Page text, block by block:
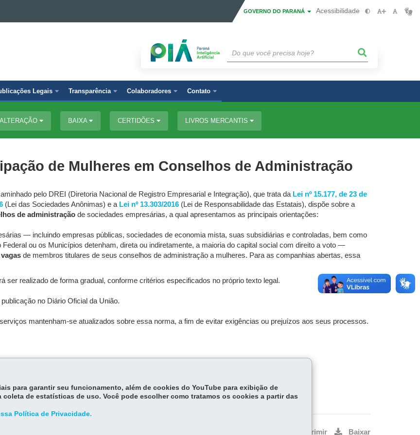
GOVERNO DO PARANÁ Acessibilidade
Legais Transparência Colaboradores Contato
ALTERAÇÃO BAIXA CERTIDÕES LIVROS MERCANTIS
de Mulheres em Conselhos de Administração
pelo DREI (Diretoria Nacional de Registro Empresarial e Integração), que trata da Lei nº 15.177, de 23 de
(Lei das Sociedades Anônimas) e a Lei nº 13.303/2016 (Lei de Responsabilidade das Estatais), dispõe sobre a
de administração de sociedades empresárias, a qual apresentamos as principais orientações:
— incluindo empresas públicas, sociedades de economia mista, suas subsidiárias e controladas, bem como
ou os Municípios detenham, direta ou indiretamente, a maioria do capital social com direito a voto —
de membros titulares de seus conselhos de administração a mulheres. Para as companhias abertas, essa
ser realizado de forma gradual, conforme critérios especificados no próprio texto legal.
no Diário Oficial da União.
mantenham-se atualizados sobre essa norma, a fim de evitar exigências ou prejuízos aos seus processos.
Imprimir Baixar
para garantir seu funcionamento, além de cookies do YouTube para exibição de
de estatísticas de uso. Você pode escolher como tratamos os cookies a partir das
Política de Privacidade.